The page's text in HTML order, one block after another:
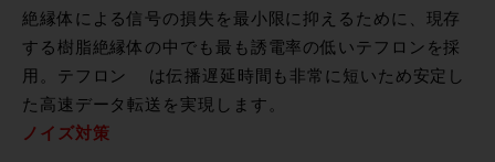
絶縁体による信号の損失を最小限に抑えるために、現存
する樹脂絶縁体の中でも最も誘電率の低いテフロンを採
用。テフロン は伝播遅延時間も非常に短いため安定し
た高速データ転送を実現します。
ノイズ対策